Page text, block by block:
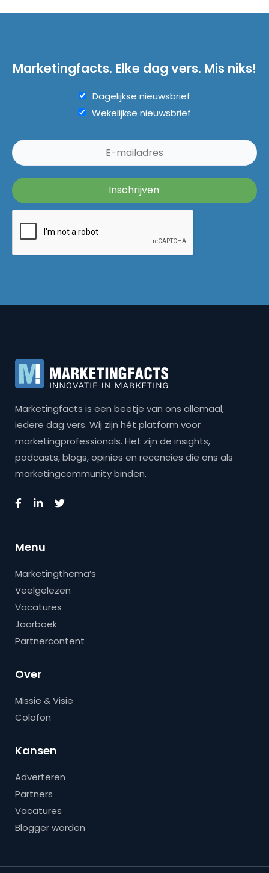
Marketingfacts. Elke dag vers. Mis niks!
Dagelijkse nieuwsbrief
Wekelijkse nieuwsbrief
Marketingfacts is een beetje van ons allemaal,
iedere dag vers. Wij zijn hét platform voor
marketingprofessionals. Het zijn de insights,
podcasts, blogs, opinies en recencies die ons als
marketingcommunity binden.
Menu
Marketingthema’s
Veelgelezen
Vacatures
Jaarboek
Partnercontent
Over
Missie & Visie
Colofon
Kansen
Adverteren
Partners
Vacatures
Blogger worden